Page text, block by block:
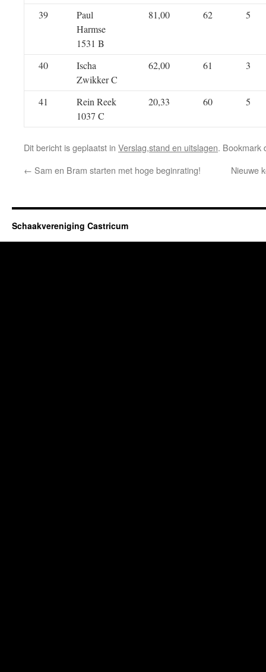
39
Paul
Harmse
1531 B
81,00 62 5
40
Ischa
Zwikker C
62,00 61 3
41
Rein Reek
1037 C
20,33 60 5
Dit bericht is geplaatst in Verslag,stand en uitslagen. Bookmark
← Sam en Bram starten met hoge beginrating! Nieuwe
Schaakvereniging Castricum